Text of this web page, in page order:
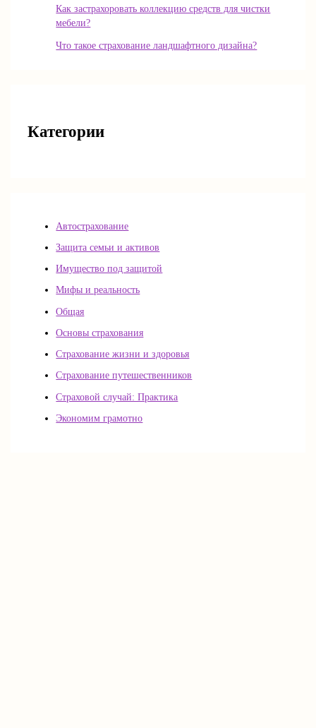
Как застрахоровать коллекцию средств для чистки
мебели?
Что такое страхование ландшафтного дизайна?
Категории
Автострахование
Защита семьи и активов
Имущество под защитой
Мифы и реальность
Общая
Основы страхования
Страхование жизни и здоровья
Страхование путешественников
Страховой случай: Практика
Экономим грамотно